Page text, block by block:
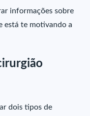
informações sobre
está te motivando a
dois tipos de